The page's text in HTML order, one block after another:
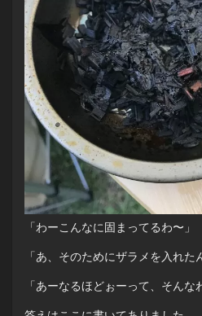
「わーこんなに固まってるわ〜」
「あ、そのためにザラメを入れた
「あーなるほどぉーって、そんな